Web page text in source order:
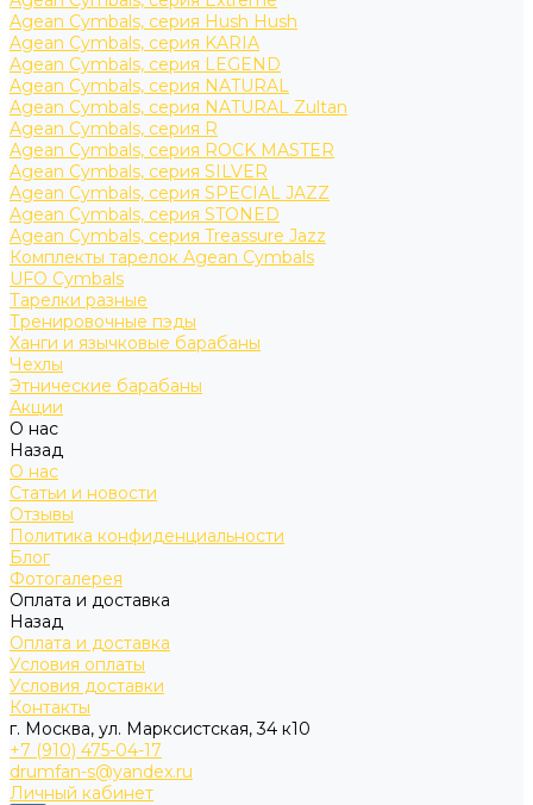
Agean Cymbals, серия Hush Hush
Agean Cymbals, серия KARIA
Agean Cymbals, серия LEGEND
Agean Cymbals, серия NATURAL
Agean Cymbals, серия NATURAL Zultan
Agean Cymbals, серия R
Agean Cymbals, серия ROCK MASTER
Agean Cymbals, серия SILVER
Agean Cymbals, серия SPECIAL JAZZ
Agean Cymbals, серия STONED
Agean Cymbals, серия Treassure Jazz
Комплекты тарелок Agean Cymbals
UFO Cymbals
Тарелки разные
Тренировочные пэды
Ханги и язычковые барабаны
Чехлы
Этнические барабаны
Акции
О нас
Назад
О нас
Статьи и новости
Отзывы
Политика конфиденциальности
Блог
Фотогалерея
Оплата и доставка
Назад
Оплата и доставка
Условия оплаты
Условия доставки
Контакты
г. Москва, ул. Марксистская, 34 к10
+7 (910) 475-04-17
drumfan-s@yandex.ru
Личный кабинет